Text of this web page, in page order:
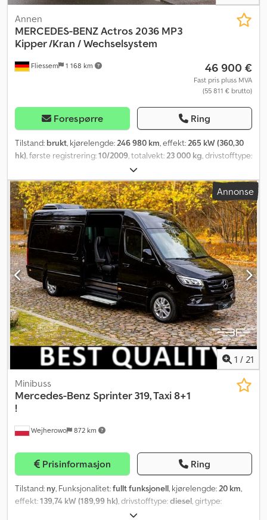
Fliessem 1 168 km
Annen
MERCEDES-BENZActros 2036 MP3
Kipper /Kran / Wechselsystem
46 900 €
Fast pris pluss MVA
(55 811 € brutto)
Forespørre Ring
Tilstand: brukt, kjørelengde:246 980 km, effekt:265 kW (360,30
hk), første registrering:10/2009, totalvekt:23 000 kg, drivstofftype:
, akselkonfigurasjon:
automatisk, utslippsklasse:Euro 5, lasteplassbredde:2 400 mm,
lasteromslengde:4 100 mm, lasteromshøyde:600 mm, Utstyr:
ABS, aircondition, firehjulsdrift, kran, parkeringsvarmer,
Annonse
1 / 21
Wejherowo 872 km
Minibuss
Mercedes-Benz Sprinter 319, Taxi 8+1
!
Prisinformasjon Ring
Tilstand: ny, Funksjonalitet:fullt funksjonell, kjørelengde:20 km,
effekt:139,74 kW (189,99 hk), drivstofftype:diesel, girtype:
4 325 mm